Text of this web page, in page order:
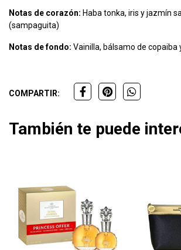
Notas de corazón: Haba tonka, iris y jazmín
(sampaguita)
Notas de fondo: Vainilla, bálsamo de copaiba
COMPARTIR:
También te puede